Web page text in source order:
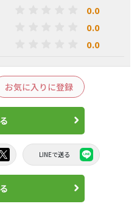
0.0
0.0
0.0
お気に入りに登録
LINEで送る